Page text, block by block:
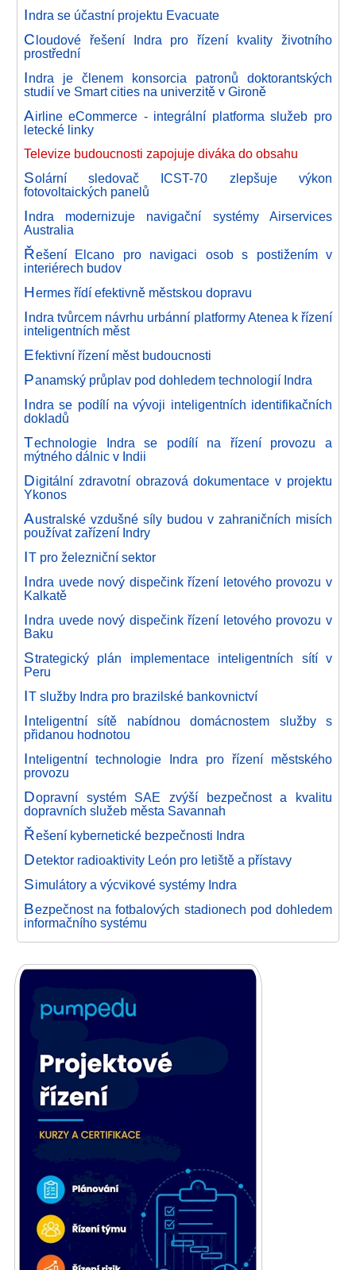
Indra se účastní projektu Evacuate
C loudové řešení Indra pro řízení kvality životního
prostřední
Indra je členem konsorcia patronů doktorantských
studií ve Smart cities na univerzitě v Gironě
Airline eCommerce - integrální platforma služeb pro
letecké linky
Televize budoucnosti zapojuje diváka do obsahu
Solární sledovač ICST-70 zlepšuje výkon
fotovoltaických panelů
Indra modernizuje navigační systémy Airservices
Australia
Řešení Elcano pro navigaci osob s postižením v
interiérech budov
Hermes řídí efektivně městskou dopravu
Indra tvůrcem návrhu urbánní platformy Atenea k řízení
inteligentních měst
Efektivní řízení měst budoucnosti
Panamský průplav pod dohledem technologií Indra
Indra se podílí na vývoji inteligentních identifikačních
dokladů
Technologie Indra se podílí na řízení provozu a
mýtného dálnic v Indii
Digitální zdravotní obrazová dokumentace v projektu
Ykonos
Australské vzdušné síly budou v zahraničních misích
používat zařízení Indry
IT pro železniční sektor
Indra uvede nový dispečink řízení letového provozu v
Kalkatě
Indra uvede nový dispečink řízení letového provozu v
Baku
Strategický plán implementace inteligentních sítí v
Peru
IT služby Indra pro brazilské bankovnictví
Inteligentní sítě nabídnou domácnostem služby s
přidanou hodnotou
Inteligentní technologie Indra pro řízení městského
provozu
Dopravní systém SAE zvýší bezpečnost a kvalitu
dopravních služeb města Savannah
Řešení kybernetické bezpečnosti Indra
Detektor radioaktivity León pro letiště a přístavy
Simulátory a výcvikové systémy Indra
Bezpečnost na fotbalových stadionech pod dohledem
informačního systému